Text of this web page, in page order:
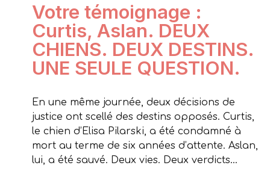
Votre témoignage :
Curtis, Aslan. DEUX
CHIENS. DEUX DESTINS.
UNE SEULE QUESTION.
En une même journée, deux décisions de
justice ont scellé des destins opposés. Curtis,
le chien d’Elisa Pilarski, a été condamné à
mort au terme de six années d’attente. Aslan,
lui, a été sauvé. Deux vies. Deux verdicts…